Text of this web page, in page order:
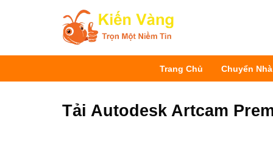
dung
Trang Chủ Chuyển
Tải Autodesk Artcam